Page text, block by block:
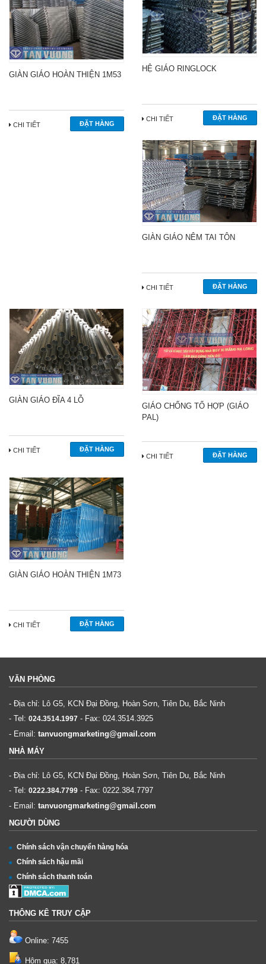
GIÀN GIÁO HOÀN THIỆN 1M53
CHI TIẾT
HỆ GIÁO RINGLOCK
CHI TIẾT
GIÀN GIÁO NÊM TAI TÔN
CHI TIẾT
GIÀN GIÁO ĐĨA 4 LỖ
CHI TIẾT
GIÁO CHỐNG TỔ HỢP (GIÁO
PAL)
CHI TIẾT
GIÀN GIÁO HOÀN THIỆN 1M73
CHI TIẾT
VĂN PHÒNG
- Địa chỉ: Lô G5, KCN Đại Đồng, Hoàn Sơn, Tiên Du, Bắc Ninh
- Tel: 024.3514.1997 - Fax: 024.3514.3925
- Email: tanvuongmarketing@gmail.com
NHÀ MÁY
- Địa chỉ: Lô G5, KCN Đại Đồng, Hoàn Sơn, Tiên Du, Bắc Ninh
- Tel: 0222.384.7799 - Fax: 0222.384.7797
- Email: tanvuongmarketing@gmail.com
NGƯỜI DÙNG
Chính sách vận chuyển hàng hóa
Chính sách hậu mãi
Chính sách thanh toán
THÔNG KÊ TRUY CẬP
Online: 7455
Hôm qua: 8,781